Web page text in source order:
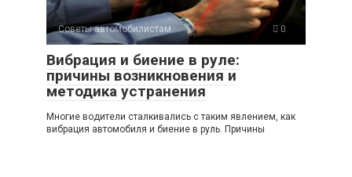
Советы автомобилистам 0
Вибрация и биение в руле:
причины возникновения и
методика устранения
Многие водители сталкивались с таким явлением, как
вибрация автомобиля и биение в руль. Причины